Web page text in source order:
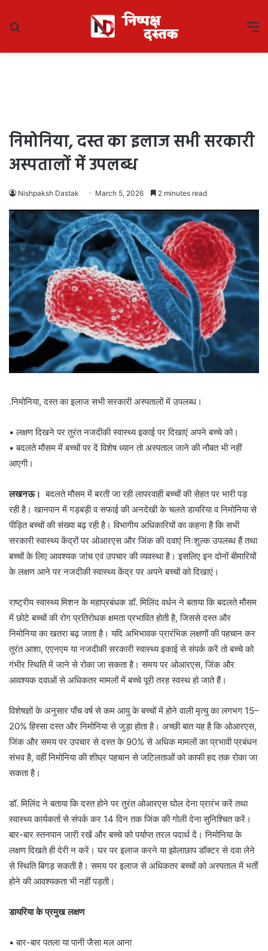
निमोनिया, दस्त का इलाज सभी सरकारी
अस्पतालों में उपलब्ध
Nishpaksh Dastak March 5, 2026 2 minutes read
.निमोनिया, दस्त का इलाज सभी सरकारी अस्पतालों में उपलब्ध।
• लक्षण दिखने पर तुरंत नजदीकी स्वास्थ्य इकाई पर दिखाएं अपने बच्चे को।
• बदलते मौसम में बच्चों पर दें विशेष ध्यान तो अस्पताल जाने की नौबत भी नहीं
आएगी।
लखनऊ।बदलते मौसम में बरती जा रही लापरवाही बच्चों की सेहत पर भारी पड़
रही है। खानपान में गड़बड़ी व सफाई की अनदेखी के चलते डायरिया व निमोनिया से
पीड़ित बच्चों की संख्या बढ़ रही है। विभागीय अधिकारियों का कहना है कि सभी
सरकारी स्वास्थ्य केंद्रों पर ओआरएस और जिंक की दवाएं निःशुल्क उपलब्ध हैं तथा
बच्चों के लिए आवश्यक जांच एवं उपचार की व्यवस्था है। इसलिए इन दोनों बीमारियों
के लक्षण आने पर नजदीकी स्वास्थ्य केंद्र पर अपने बच्चों को दिखाएं।
राष्ट्रीय स्वास्थ्य मिशन के महाप्रबंधक डॉ. मिलिंद वर्धन ने बताया कि बदलते मौसम
में छोटे बच्चों की रोग प्रतिरोधक क्षमता प्रभावित होती है, जिससे दस्त और
निमोनिया का खतरा बढ़ जाता है। यदि अभिभावक प्रारंभिक लक्षणों की पहचान कर
तुरंत आशा, एएनएम या नजदीकी सरकारी स्वास्थ्य इकाई से संपर्क करें तो बच्चे को
गंभीर स्थिति में जाने से रोका जा सकता है। समय पर ओआरएस, जिंक और
आवश्यक दवाओं से अधिकतर मामलों में बच्चे पूरी तरह स्वस्थ हो जाते हैं।
विशेषज्ञों के अनुसार पाँच वर्ष से कम आयु के बच्चों में होने वाली मृत्यु का लगभग 15–
20% हिस्सा दस्त और निमोनिया से जुड़ा होता है। अच्छी बात यह है कि ओआरएस,
जिंक और समय पर उपचार से दस्त के 90% से अधिक मामलों का प्रभावी प्रबंधन
संभव है, वहीं निमोनिया की शीघ्र पहचान से जटिलताओं को काफी हद तक रोका जा
सकता है।
डॉ. मिलिंद ने बताया कि दस्त होने पर तुरंत ओआरएस घोल देना प्रारंभ करें तथा
स्वास्थ्य कार्यकर्ता से संपर्क कर 14 दिन तक जिंक की गोली देना सुनिश्चित करें।
बार-बार स्तनपान जारी रखें और बच्चे को पर्याप्त तरल पदार्थ दें। निमोनिया के
लक्षण दिखते ही देरी न करें। घर पर इलाज करने या झोलाछाप डॉक्टर से दवा लेने
से स्थिति बिगड़ सकती है। समय पर इलाज से अधिकतर बच्चों को अस्पताल में भर्ती
होने की आवश्यकता भी नहीं पड़ती।
डायरिया के प्रमुख लक्षण
• बार-बार पतला या पानी जैसा मल आना